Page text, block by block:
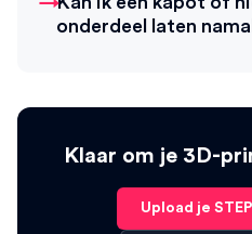
onderdeel laten
Klaar om je 3D-
Upload je